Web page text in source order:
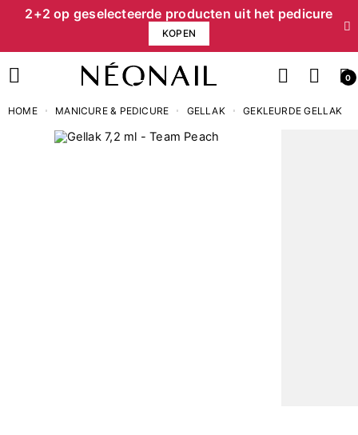
2+2 op geselecteerde producten uit het pedicure
KOPEN
0
HOME MANICURE & PEDICURE GELLAK GEKLEURDE GELLAK